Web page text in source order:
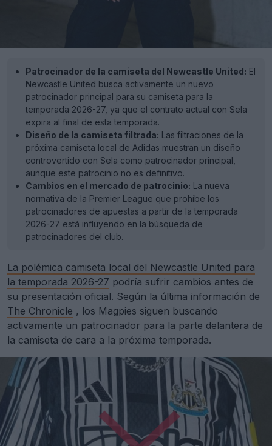
Patrocinador de la camiseta del Newcastle United: El
Newcastle United busca activamente un nuevo
patrocinador principal para su camiseta para la
temporada 2026-27, ya que el contrato actual con Sela
expira al final de esta temporada.
Diseño de la camiseta filtrada: Las filtraciones de la
próxima camiseta local de Adidas muestran un diseño
controvertido con Sela como patrocinador principal,
aunque este patrocinio no es definitivo.
Cambios en el mercado de patrocinio: La nueva
normativa de la Premier League que prohíbe los
patrocinadores de apuestas a partir de la temporada
2026-27 está influyendo en la búsqueda de
patrocinadores del club.
La polémica camiseta local del Newcastle United para
la temporada 2026-27 podría sufrir cambios antes de
su presentación oficial. Según la última información de
The Chronicle , los Magpies siguen buscando
activamente un patrocinador para la parte delantera de
la camiseta de cara a la próxima temporada.